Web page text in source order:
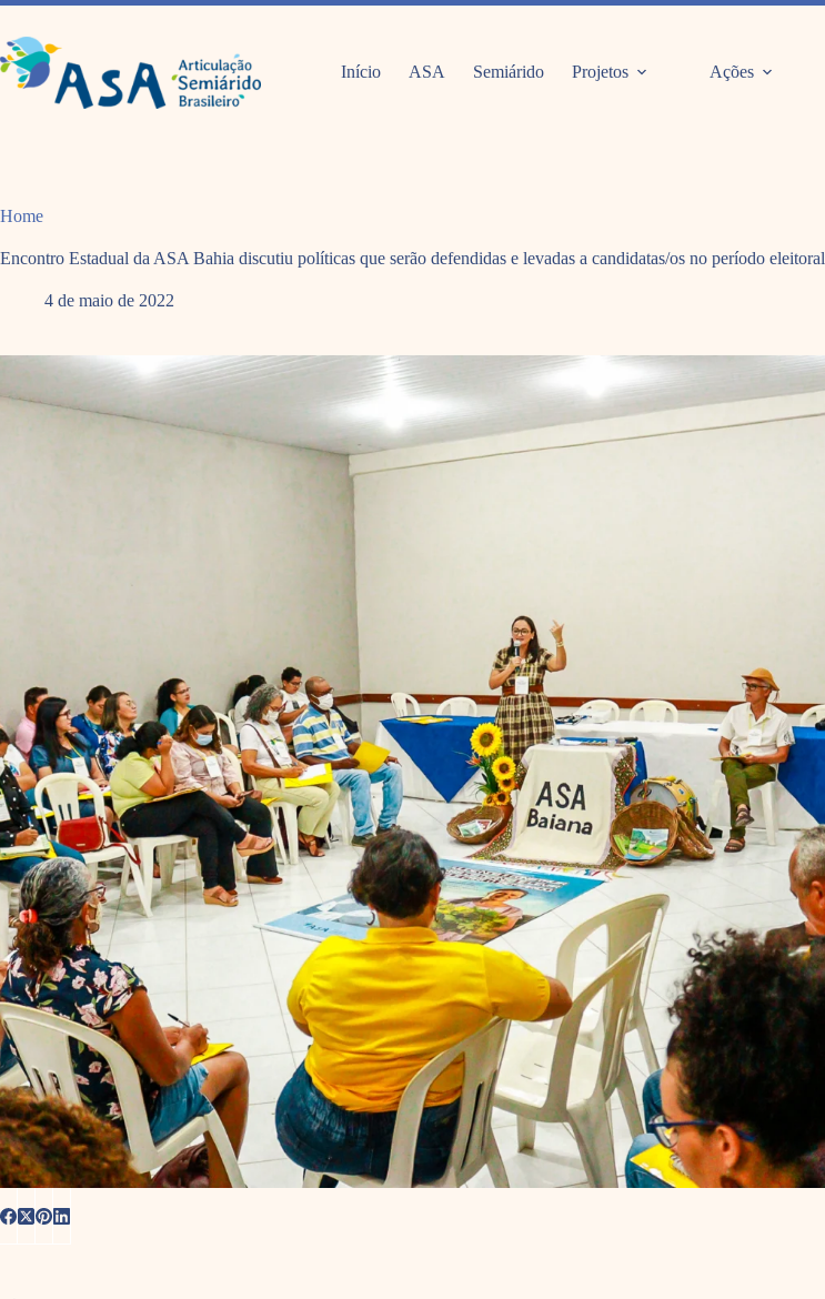
Pular
o
conteúdo
Início ASA Semiárido Projetos Ações
Home
Encontro Estadual da ASA Bahia discutiu políticas que serão defendidas e levadas a candidatas/os no período eleitoral
4 de maio de 2022